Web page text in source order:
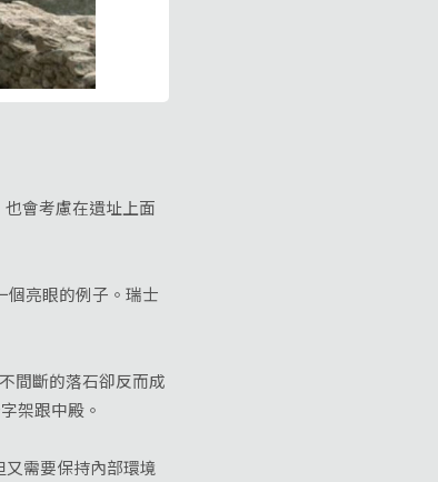
會考慮在遺址上面
亮眼的例子。瑞士
間斷的落石卻反而成
架跟中殿。
需要保持內部環境